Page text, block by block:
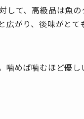
して、高級品は魚の
広がり、後味がとて
噛めば噛むほど優し